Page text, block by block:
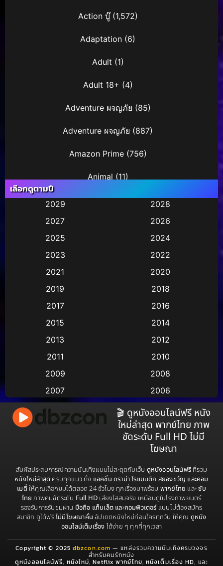
Action บู๊(1,572)
Adaptation (6)
Adult (1)
Adult 18+ (4)
Adventure ผจญภัย (85)
Adventure ผจญภัย (887)
Amazon Prime(756)
Animal (11)
Animation การ์ตูน(245)
Based on a True Story สร้างจากเรื่องจริง(3)
Based on a True Story เรื่องจริง(73)
Based on a True Story เรื่องจริง(38)
Based on Novel(16)
Betrayal(1)
Biography(3)
Biography ชีวประวัติ
เลือกดูตามปี
2029
2028
2027
2026
2025
2024
2023
2022
2021
2020
2019
2018
2017
2016
2015
2014
2013
2012
2011
2010
2009
2008
2007
2006
2005
2004
2003
2002
2000
1997
1996
1995
1994
1993
1992
1991
1990
1989
1988
1987
1986
🎬 ดูหนังออนไลน์ฟรี หนัง
ใหม่ล่าสุด พากย์ไทย ภาพ
ชัดระดับ Full HD ไม่มี
โฆษณา
สัมผัสประสบการณ์ความบันเทิงแบบไม่สะดุดกับเว็บ ดูหนังออนไลน์ฟรีที่รวม
หนังใหม่ล่าสุด ครบทุกแนว ทั้ง แอคชั่น ดราม่า โรแมนติก สยองขวัญ และคอม
เมดี้ให้คุณเลือกชมได้ตลอด 24 ชั่วโมง ทุกเรื่องมาพร้อม พากย์ไทย และซับ
ไทย ภาพคมชัดระดับ Full HD เสียงใสสมจริง เหมือนดูในโรงภาพยนตร์
รองรับการรับชมผ่าน มือถือ แท็บเล็ต และคอมพิวเตอร์แบบไม่ต้องสมัคร
สมาชิก ดูได้ฟรีไม่มีโฆษณาคั่น อัปเดตหนังใหม่ก่อนใครทุกวัน ให้คุณ ดูหนัง
ออนไลน์เต็มเรื่อง ได้ง่าย ๆ ทุกที่ทุกเวลา
Copyright © 2025dbzcon.com — แหล่งรวมความบันเทิงครบวงจร
สำหรับคนรักหนัง
ดูหนังออนไลน์ฟรี, หนังใหม่,Netflix พากย์ไทย,หนังเต็มเรื่อง HD, และ